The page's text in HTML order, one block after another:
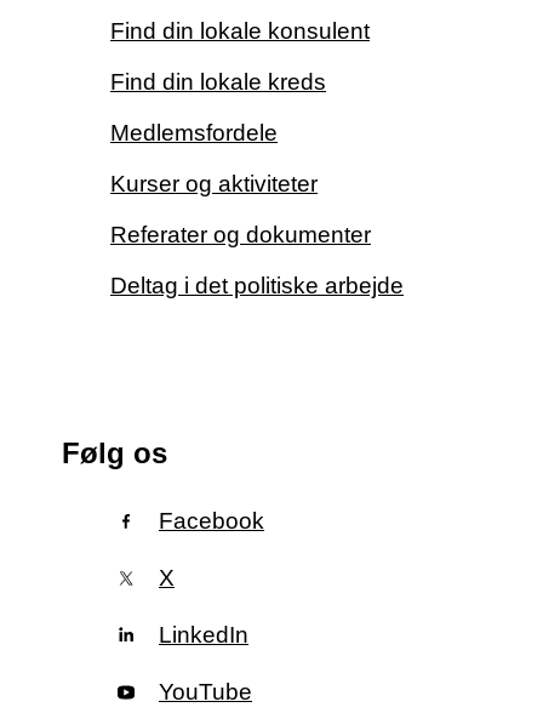
Find din lokale konsulent
Find din lokale kreds
Medlemsfordele
Kurser og aktiviteter
Referater og dokumenter
Deltag i det politiske arbejde
Følg os
Facebook
X
LinkedIn
YouTube